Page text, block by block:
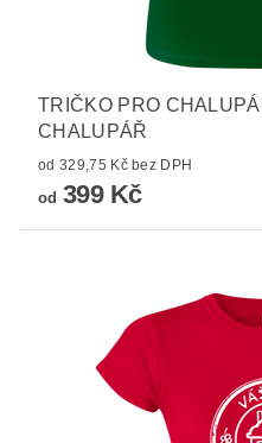
TRIČKO PRO
CHALUPÁŘ
od 329,75 Kč bez DPH
od 399 Kč